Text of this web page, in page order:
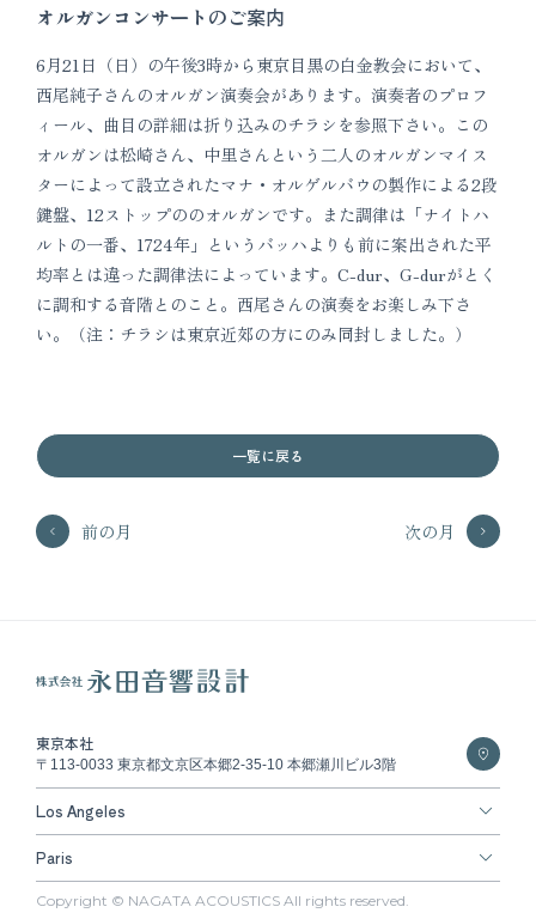
オルガンコンサートのご案内
6月21日（日）の午後3時から東京目黒の白金教会において、
西尾純子さんのオルガン演奏会があります。演奏者のプロフ
ィール、曲目の詳細は折り込みのチラシを参照下さい。この
オルガンは松崎さん、中里さんという二人のオルガンマイス
ターによって設立されたマナ・オルゲルバウの製作による2段
鍵盤、12ストップののオルガンです。また調律は「ナイトハ
ルトの一番、1724年」というバッハよりも前に案出された平
均率とは違った調律法によっています。C-dur、G-durがとく
に調和する音階とのこと。西尾さんの演奏をお楽しみ下さ
い。（注：チラシは東京近郊の方にのみ同封しました。）
前の月
一覧に戻る
次の月
東京本社
〒113-0033 東京都文京区本郷2-35-10 本郷瀬川ビル3階
Los Angeles
Paris
Copyright © NAGATA ACOUSTICS All rights reserved.